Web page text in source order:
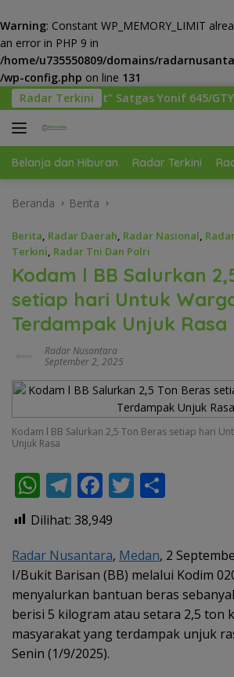
Warning: Constant WP_MEMORY_LIMIT
an error in PHP 9 in
/home/u735550809/domains/
/wp-config.php on line 131
Langsung
ke
konten
Radar Terkini
Yonif 645/GTY Pos Kurima
Belanja dan Hiburan Radar Terkini
Beranda Berita
Berita, Radar Daerah, Radar Nasional,
Terkini, Radar Tni Dan Polri
Kodam l BB Salurkan
setiap hari Untuk
Terdampak Unjuk Rasa
Radar Nusantara
September 2, 2025
Kodam l BB Salurkan 2,5 Ton Beras setiap hari
Unjuk Rasa
W
h
at
s
A
p
p
T
el
e
gr
a
m
F
ac
e
b
o
o
k
T
er e
Dilihat: 38,949
Radar Nusantara, Medan, 2
I/Bukit Barisan (BB) melalui Kodim
menyalurkan bantuan beras
berisi 5 kilogram atau setara 2,5 ton
masyarakat yang terdampak unjuk
Senin (1/9/2025).